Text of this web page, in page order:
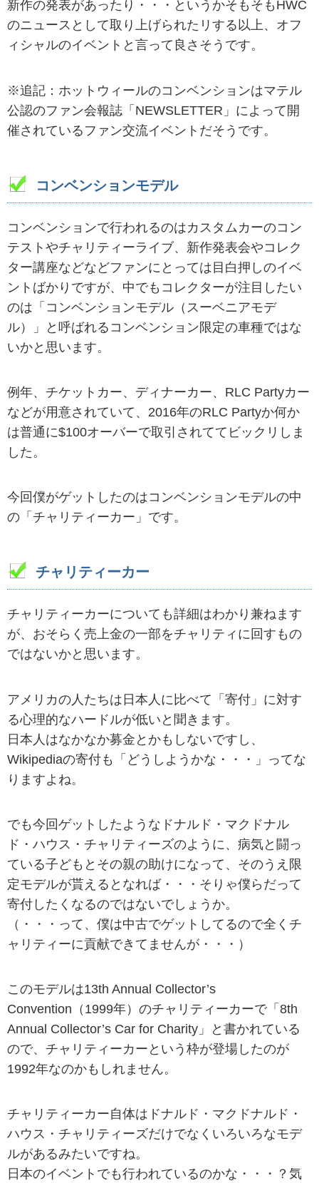
新作の発表があったり・・・というかそもそもHWC
のニュースとして取り上げられたリする以上、オフ
ィシャルのイベントと言って良さそうです。
※追記：ホットウィールのコンベンションはマテル
公認のファン会報誌「NEWSLETTER」によって開
催されているファン交流イベントだそうです。
コンベンションモデル
コンベンションで行われるのはカスタムカーのコン
テストやチャリティーライブ、新作発表会やコレク
ター講座などなどファンにとっては目白押しのイベ
ントばかりですが、中でもコレクターが注目したい
のは「コンベンションモデル（スーベニアモデ
ル）」と呼ばれるコンベンション限定の車種ではな
いかと思います。
例年、チケットカー、ディナーカー、RLC Partyカー
などが用意されていて、2016年のRLC Partyか何か
は普通に$100オーバーで取引されててビックリしま
した。
今回僕がゲットしたのはコンベンションモデルの中
の「チャリティーカー」です。
チャリティーカー
チャリティーカーについても詳細はわかり兼ねます
が、おそらく売上金の一部をチャリティに回すもの
ではないかと思います。
アメリカの人たちは日本人に比べて「寄付」に対す
る心理的なハードルが低いと聞きます。
日本人はなかなか募金とかもしないですし、
Wikipediaの寄付も「どうしようかな・・・」ってな
りますよね。
でも今回ゲットしたようなドナルド・マクドナル
ド・ハウス・チャリティーズのように、病気と闘っ
ている子どもとその親の助けになって、そのうえ限
定モデルが貰えるとなれば・・・そりゃ僕らだって
寄付したくなるのではないでしょうか。
（・・・って、僕は中古でゲットしてるので全くチ
ャリティーに貢献できてませんが・・・）
このモデルは13th Annual Collector’s
Convention（1999年）のチャリティーカーで「8th
Annual Collector’s Car for Charity」と書かれている
ので、チャリティーカーという枠が登場したのが
1992年なのかもしれません。
チャリティーカー自体はドナルド・マクドナルド・
ハウス・チャリティーズだけでなくいろいろなモデ
ルがあるみたいですね。
日本のイベントでも行われているのかな・・・？気